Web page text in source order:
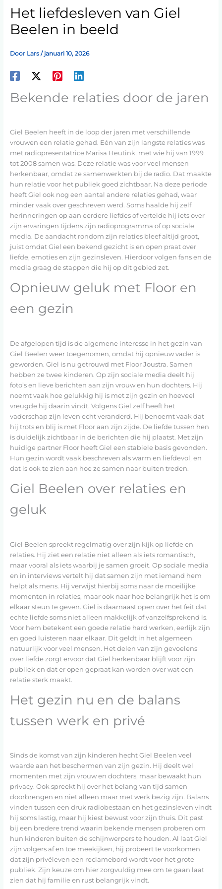
Het liefdesleven van Giel
Beelen in beeld
Door Lars / januari 10, 2026
Bekende relaties door de jaren
Giel Beelen heeft in de loop der jaren met verschillende
vrouwen een relatie gehad. Eén van zijn langste relaties was
met radiopresentatrice Marisa Heutink, met wie hij van 1999
tot 2008 samen was. Deze relatie was voor veel mensen
herkenbaar, omdat ze samenwerkten bij de radio. Dat maakte
hun relatie voor het publiek goed zichtbaar. Na deze periode
heeft Giel ook nog een aantal andere relaties gehad, waar
minder vaak over geschreven werd. Soms haalde hij zelf
herinneringen op aan eerdere liefdes of vertelde hij iets over
zijn ervaringen tijdens zijn radioprogramma of op sociale
media. De aandacht rondom zijn relaties bleef altijd groot,
juist omdat Giel een bekend gezicht is en open praat over
liefde, emoties en zijn gezinsleven. Hierdoor volgen fans en de
media graag de stappen die hij op dit gebied zet.
Opnieuw geluk met Floor en
een gezin
De afgelopen tijd is de algemene interesse in het gezin van
Giel Beelen weer toegenomen, omdat hij opnieuw vader is
geworden. Giel is nu getrouwd met Floor Joustra. Samen
hebben ze twee kinderen. Op zijn sociale media deelt hij
foto’s en lieve berichten aan zijn vrouw en hun dochters. Hij
noemt vaak hoe gelukkig hij is met zijn gezin en hoeveel
vreugde hij daarin vindt. Volgens Giel zelf heeft het
vaderschap zijn leven echt veranderd. Hij benoemt vaak dat
hij trots en blij is met Floor aan zijn zijde. De liefde tussen hen
is duidelijk zichtbaar in de berichten die hij plaatst. Met zijn
huidige partner Floor heeft Giel een stabiele basis gevonden.
Hun gezin wordt vaak beschreven als warm en liefdevol, en
dat is ook te zien aan hoe ze samen naar buiten treden.
Giel Beelen over relaties en
geluk
Giel Beelen spreekt regelmatig over zijn kijk op liefde en
relaties. Hij ziet een relatie niet alleen als iets romantisch,
maar vooral als iets waarbij je samen groeit. Op sociale media
en in interviews vertelt hij dat samen zijn met iemand hem
helpt als mens. Hij verwijst hierbij soms naar de moeilijke
momenten in relaties, maar ook naar hoe belangrijk het is om
elkaar steun te geven. Giel is daarnaast open over het feit dat
echte liefde soms niet alleen makkelijk of vanzelfsprekend is.
Voor hem betekent een goede relatie hard werken, eerlijk zijn
en goed luisteren naar elkaar. Dit geldt in het algemeen
natuurlijk voor veel mensen. Het delen van zijn gevoelens
over liefde zorgt ervoor dat Giel herkenbaar blijft voor zijn
publiek en dat er open gepraat kan worden over wat een
relatie sterk maakt.
Het gezin nu en de balans
tussen werk en privé
Sinds de komst van zijn kinderen hecht Giel Beelen veel
waarde aan het beschermen van zijn gezin. Hij deelt wel
momenten met zijn vrouw en dochters, maar bewaakt hun
privacy. Ook spreekt hij over het belang van tijd samen
doorbrengen en niet alleen maar met werk bezig zijn. Balans
vinden tussen een druk radiobestaan en het gezinsleven vindt
hij soms lastig, maar hij kiest bewust voor zijn thuis. Dit past
bij een bredere trend waarin bekende mensen proberen om
hun kinderen buiten de schijnwerpers te houden. Al laat Giel
zijn volgers af en toe meekijken, hij probeert te voorkomen
dat zijn privéleven een reclamebord wordt voor het grote
publiek. Zijn keuze om hier zorgvuldig mee om te gaan laat
zien dat hij familie en rust belangrijk vindt.